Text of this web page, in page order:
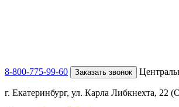
8-800-775-99-60 Заказать звонок
г. Екатеринбург, ул. Карла Либкнехта, 22